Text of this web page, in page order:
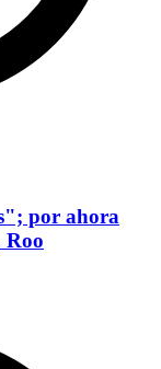
por ahora
Roo